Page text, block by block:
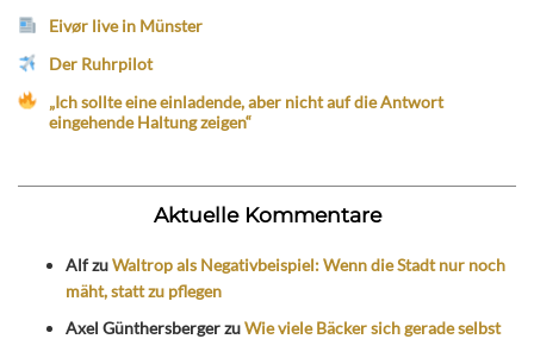
Eivør live in Münster
Der Ruhrpilot
„Ich sollte eine einladende, aber nicht auf die Antwort
eingehende Haltung zeigen“
Aktuelle Kommentare
AlfzuWaltrop als Negativbeispiel: Wenn die Stadt nur noch
mäht, statt zu pflegen
Axel GünthersbergerzuWie viele Bäcker sich gerade selbst